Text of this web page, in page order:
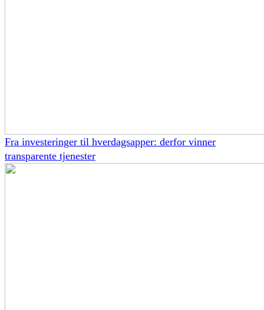
Fra investeringer til hverdagsapper: derfor vinner
transparente tjenester